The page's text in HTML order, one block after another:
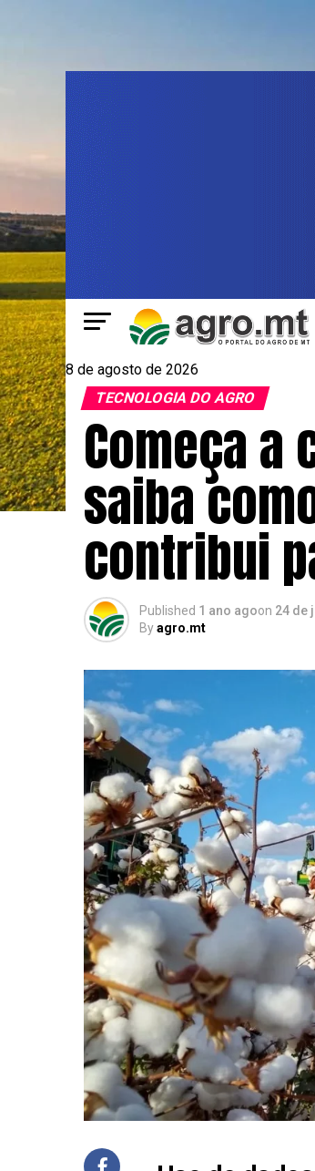
8 de agosto de 2026
TECNOLOGIA DO AGRO
Começa a
saiba
contribui
Published 1 ano agoon 24 de
Byagro.mt